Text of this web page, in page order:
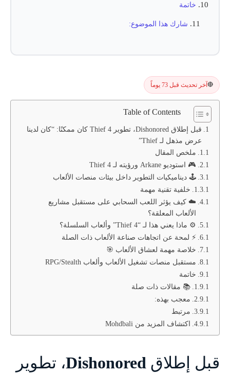
خاتمة
شارك هذا الموضوع:
🔴آخر تحديث قبل 73 يوماً
Table of Contents
قبل إطلاق Dishonored، تطوير Thief 4 كان ممكنًا: “كان لدينا
عرض مذهل لـ Thief”
ملخص المقال
🎮 استوديو Arkane ورؤيته لـ Thief 4
🕹️ ديناميكيات التطوير داخل بيئات منصات الألعاب
خلفية تقنية مهمة
☁️ كيف يؤثر اللعب السحابي على مستقبل مشاريع
الألعاب المعلقة؟
⚙️ ماذا يعني هذا لـ “Thief 4” وألعاب السلسلة؟
⚡ لمحة عن اتجاهات صناعة الألعاب ذات الصلة
خلاصة مهمة لعشاق الألعاب 🎯
مستقبل منصات تشغيل الألعاب وألعاب RPG/Stealth
خاتمة
📚 مقالات ذات صلة
معجب بهذه:
مرتبط
اكتشاف المزيد من Mohdbali
قبل إطلاق Dishonored، تطوير